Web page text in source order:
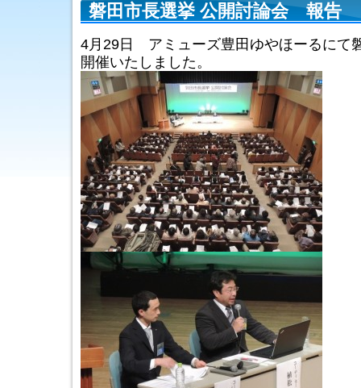
磐田市長選挙 公開討論会 報告
4月29日 アミューズ豊田ゆやほーるにて
開催いたしました。